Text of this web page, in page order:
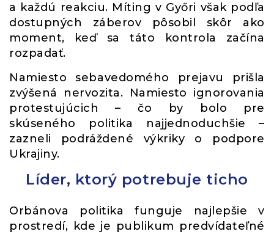
a každú reakciu. Míting v Győri však podľa
dostupných záberov pôsobil skôr ako
moment, keď sa táto kontrola začína
rozpadať.
Namiesto sebavedomého prejavu prišla
zvýšená nervozita. Namiesto ignorovania
protestujúcich – čo by bolo pre
skúseného politika najjednoduchšie –
zazneli podráždené výkriky o podpore
Ukrajiny.
Líder, ktorý potrebuje ticho
Orbánova politika funguje najlepšie v
prostredí, kde je publikum predvídateľné